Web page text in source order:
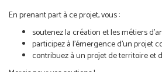
En prenant part à ce projet, vous :
soutenez la création et les métiers
participez à l’émergence d’un projet
contribuez à un projet de territoire et